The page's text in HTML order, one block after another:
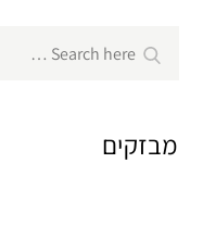
for:
Search
מבזקים